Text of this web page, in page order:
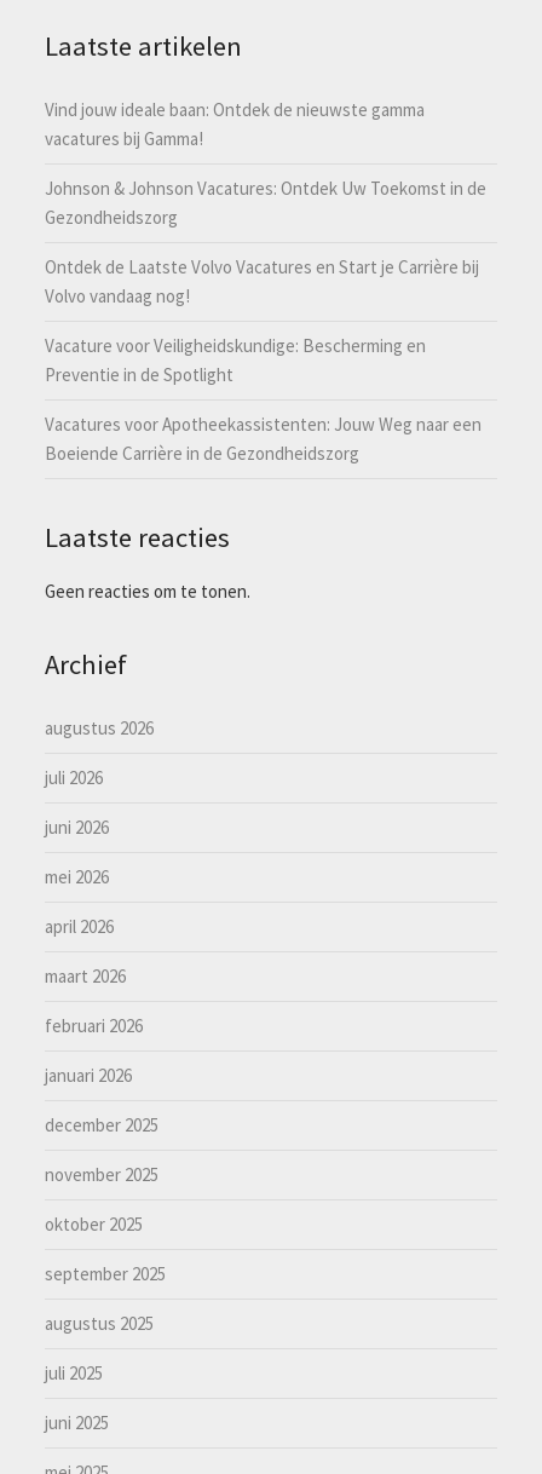
Laatste artikelen
Vind jouw ideale baan: Ontdek de nieuwste gamma
vacatures bij Gamma!
Johnson & Johnson Vacatures: Ontdek Uw Toekomst in de
Gezondheidszorg
Ontdek de Laatste Volvo Vacatures en Start je Carrière bij
Volvo vandaag nog!
Vacature voor Veiligheidskundige: Bescherming en
Preventie in de Spotlight
Vacatures voor Apotheekassistenten: Jouw Weg naar een
Boeiende Carrière in de Gezondheidszorg
Laatste reacties
Geen reacties om te tonen.
Archief
augustus 2026
juli 2026
juni 2026
mei 2026
april 2026
maart 2026
februari 2026
januari 2026
december 2025
november 2025
oktober 2025
september 2025
augustus 2025
juli 2025
juni 2025